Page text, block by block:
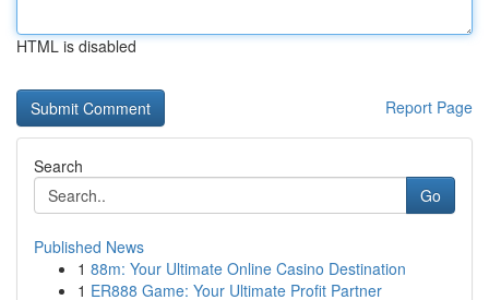
HTML is disabled
Report Page
Search
Go
Published News
1 88m: Your Ultimate Online Casino Destination
1 ER888 Game: Your Ultimate Profit Partner